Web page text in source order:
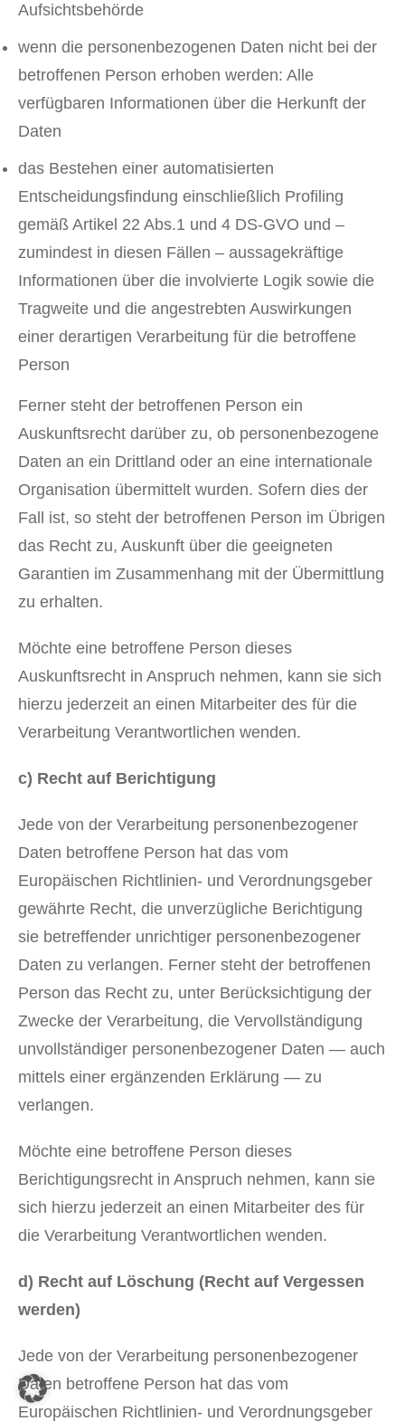
Aufsichtsbehörde
wenn die personenbezogenen Daten nicht bei der
betroffenen Person erhoben werden: Alle
verfügbaren Informationen über die Herkunft der
Daten
das Bestehen einer automatisierten
Entscheidungsfindung einschließlich Profiling
gemäß Artikel 22 Abs.1 und 4 DS-GVO und –
zumindest in diesen Fällen – aussagekräftige
Informationen über die involvierte Logik sowie die
Tragweite und die angestrebten Auswirkungen
einer derartigen Verarbeitung für die betroffene
Person
Ferner steht der betroffenen Person ein
Auskunftsrecht darüber zu, ob personenbezogene
Daten an ein Drittland oder an eine internationale
Organisation übermittelt wurden. Sofern dies der
Fall ist, so steht der betroffenen Person im Übrigen
das Recht zu, Auskunft über die geeigneten
Garantien im Zusammenhang mit der Übermittlung
zu erhalten.
Möchte eine betroffene Person dieses
Auskunftsrecht in Anspruch nehmen, kann sie sich
hierzu jederzeit an einen Mitarbeiter des für die
Verarbeitung Verantwortlichen wenden.
c) Recht auf Berichtigung
Jede von der Verarbeitung personenbezogener
Daten betroffene Person hat das vom
Europäischen Richtlinien- und Verordnungsgeber
gewährte Recht, die unverzügliche Berichtigung
sie betreffender unrichtiger personenbezogener
Daten zu verlangen. Ferner steht der betroffenen
Person das Recht zu, unter Berücksichtigung der
Zwecke der Verarbeitung, die Vervollständigung
unvollständiger personenbezogener Daten — auch
mittels einer ergänzenden Erklärung — zu
verlangen.
Möchte eine betroffene Person dieses
Berichtigungsrecht in Anspruch nehmen, kann sie
sich hierzu jederzeit an einen Mitarbeiter des für
die Verarbeitung Verantwortlichen wenden.
d) Recht auf Löschung (Recht auf Vergessen
werden)
Jede von der Verarbeitung personenbezogener
Daten betroffene Person hat das vom
Europäischen Richtlinien- und Verordnungsgeber